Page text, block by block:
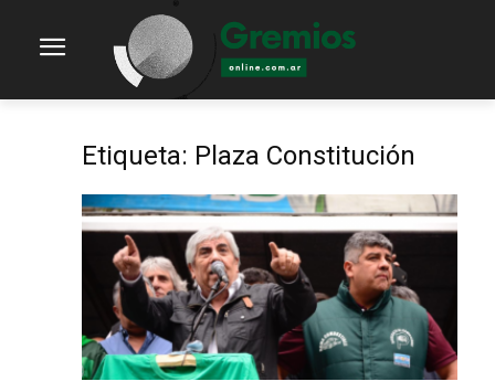
Etiqueta: Plaza Constitución